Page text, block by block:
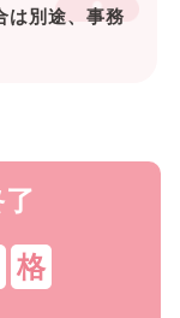
は別途、事務
格